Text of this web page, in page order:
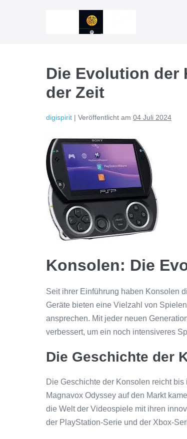
Die Evolution der
der Zeit
digispirit | Veröffentlicht am 04 Juli 2024
Konsolen: Die
Seit ihrer Einführung haben Konsolen
Geräte bieten eine Vielzahl von
ansprechen. Mit jeder neuen
verbessert, um ein noch intensiveres
Die Geschichte der
Die Geschichte der Konsolen reicht
Magnavox Odyssey auf den Markt
die Welt der Videospiele mit ihren
der PlayStation-Serie und der Xbox-